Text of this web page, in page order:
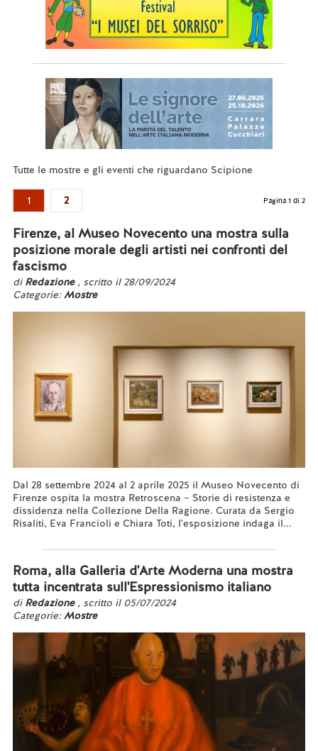
Tutte le mostre e gli eventi che riguardano Scipione
1 2 Pagina 1 di 2
Firenze, al Museo Novecento una mostra sulla
posizione morale degli artisti nei confronti del
fascismo
di Redazione , scritto il 28/09/2024
Categorie:Mostre
Dal 28 settembre 2024 al 2 aprile 2025 il Museo Novecento di
Firenze ospita la mostra Retroscena – Storie di resistenza e
dissidenza nella Collezione Della Ragione. Curata da Sergio
Risaliti, Eva Francioli e Chiara Toti, l'esposizione indaga il...
Roma, alla Galleria d'Arte Moderna una mostra
tutta incentrata sull'Espressionismo italiano
di Redazione , scritto il 05/07/2024
Categorie:Mostre